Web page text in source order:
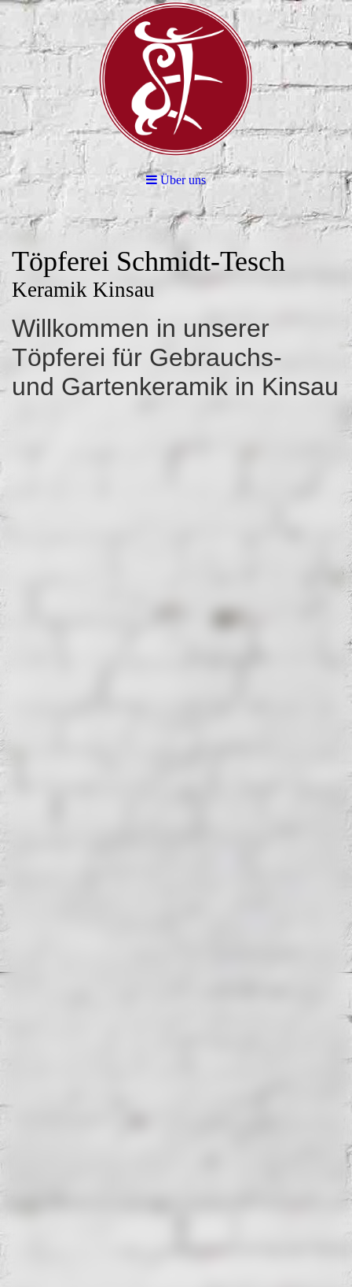
Über uns
Töpferei Schmidt-Tesch
Keramik Kinsau
Willkommen in unserer
Töpferei für Gebrauchs-
und Gartenkeramik in Kinsau